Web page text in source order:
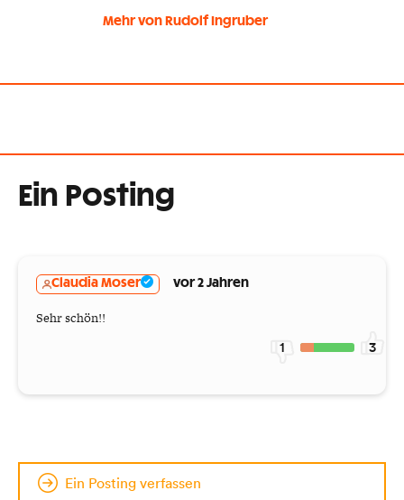
Mehr von Rudolf Ingruber
Ein Posting
Claudia Moser vor 2 Jahren
Sehr schön!!
1 3
Ein Posting verfassen